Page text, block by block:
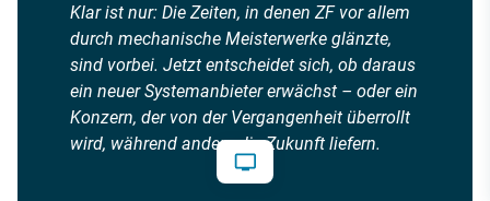
Klar ist nur: Die Zeiten, in denen ZF vor allem
durch mechanische Meisterwerke glänzte,
sind vorbei. Jetzt entscheidet sich, ob daraus
ein neuer Systemanbieter erwächst – oder ein
Konzern, der von der Vergangenheit überrollt
wird, während andere die Zukunft liefern.